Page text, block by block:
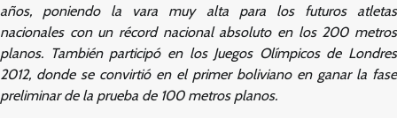
años, poniendo la vara muy alta para los futuros atletas
nacionales con un récord nacional absoluto en los 200 metros
planos. También participó en los Juegos Olímpicos de Londres
2012, donde se convirtió en el primer boliviano en ganar la fase
preliminar de la prueba de 100 metros planos.